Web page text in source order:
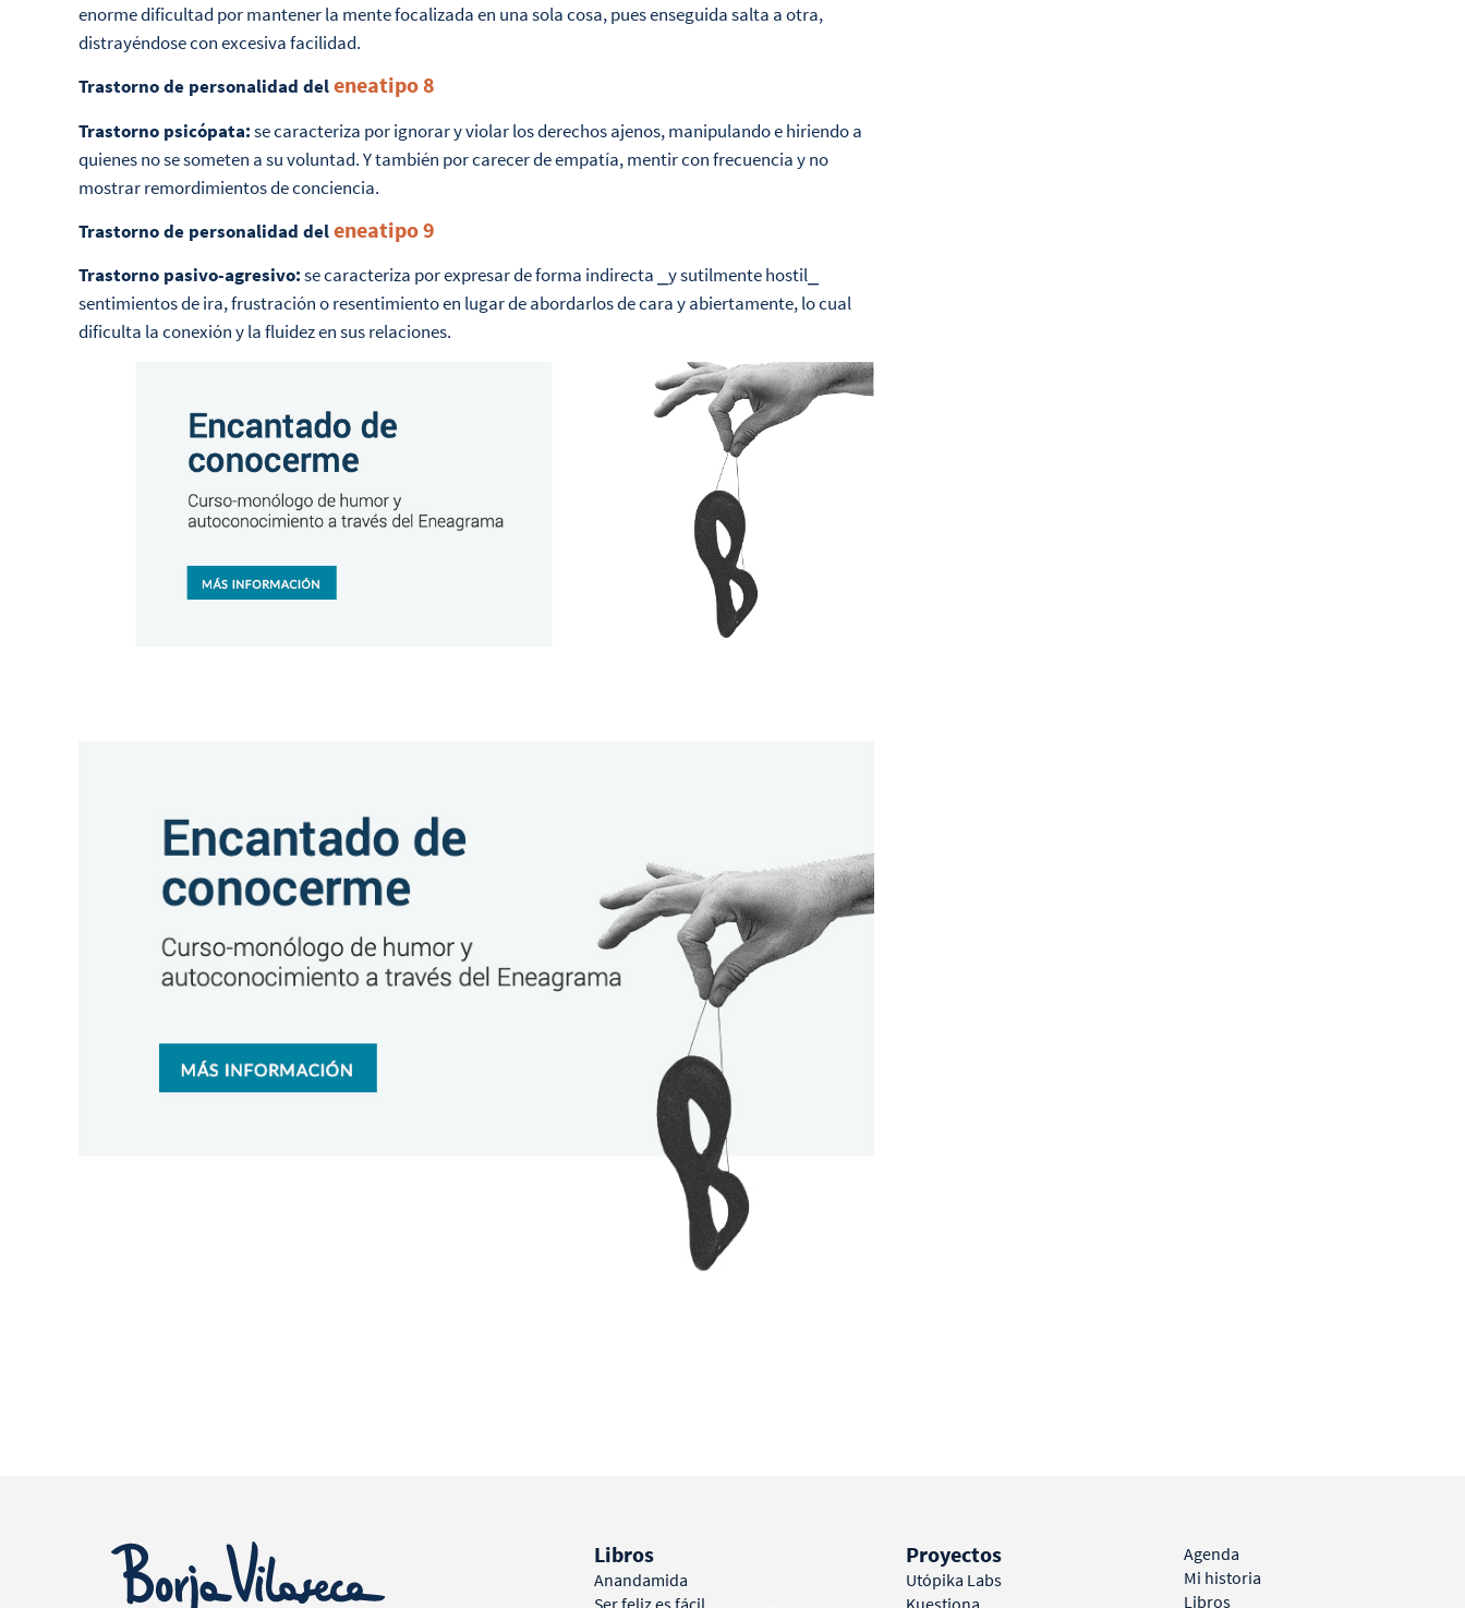
enorme dificultad por mantener la mente focalizada en una sola cosa, pues enseguida salta a otra,
distrayéndose con excesiva facilidad.
Trastorno de personalidad deleneatipo 8
Trastorno psicópata:se caracteriza por ignorar y violar los derechos ajenos, manipulando e hiriendo a
quienes no se someten a su voluntad. Y también por carecer de empatía, mentir con frecuencia y no
mostrar remordimientos de conciencia.
Trastorno de personalidad deleneatipo 9
Trastorno pasivo-agresivo:se caracteriza por expresar de forma indirecta y sutilmente hostil
sentimientos de ira, frustración o resentimiento en lugar de abordarlos de cara y abiertamente, lo cual
dificulta la conexión y la fluidez en sus relaciones.
Libros
Anandamida
Proyectos
Utópika Labs
Agenda
Mi historia
Libros